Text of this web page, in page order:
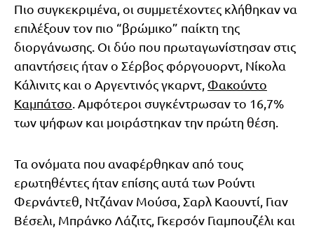
Πιο συγκεκριμένα, οι συμμετέχοντες κλήθηκαν να
επιλέξουν τον πιο “βρώμικο” παίκτη της
διοργάνωσης. Οι δύο που πρωταγωνίστησαν στις
απαντήσεις ήταν ο Σέρβος φόργουορντ, Νίκολα
Κάλινιτς και ο Αργεντινός γκαρντ, Φακούντο
Καμπάτσο . Αμφότεροι συγκέντρωσαν το 16,7%
των ψήφων και μοιράστηκαν την πρώτη θέση.
Τα ονόματα που αναφέρθηκαν από τους
ερωτηθέντες ήταν επίσης αυτά των Ρούντι
Φερνάντεθ, Ντζάναν Μούσα, Σαρλ Καουντί, Γιαν
Βέσελι, Μπράνκο Λάζιτς, Γκερσόν Γιαμπουζέλι και